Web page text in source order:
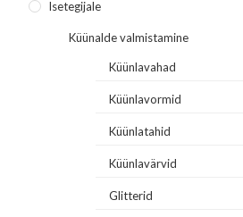
Isetegijale
Küünalde valmistamine
Küünlavahad
Küünlavormid
Küünlatahid
Küünlavärvid
Glitterid